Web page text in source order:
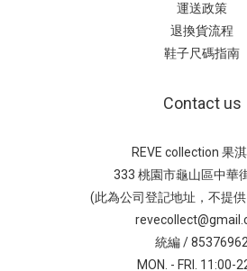
運送政策
退換貨流程
鞋子尺碼指南
Contact us
REVE collection 果
333 桃園市龜山區中華
(此為公司登記地址，不提
統編 /
MON. - FRI. 11:00-